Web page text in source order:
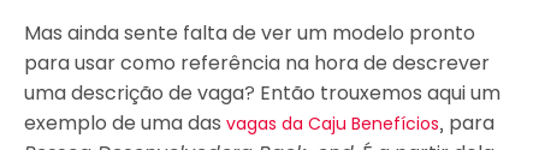
Mas ainda sente falta de ver um modelo pronto
para usar como referência na hora de descrever
uma descrição de vaga? Então trouxemos aqui um
exemplo de uma das vagas da Caju Benefícios, para